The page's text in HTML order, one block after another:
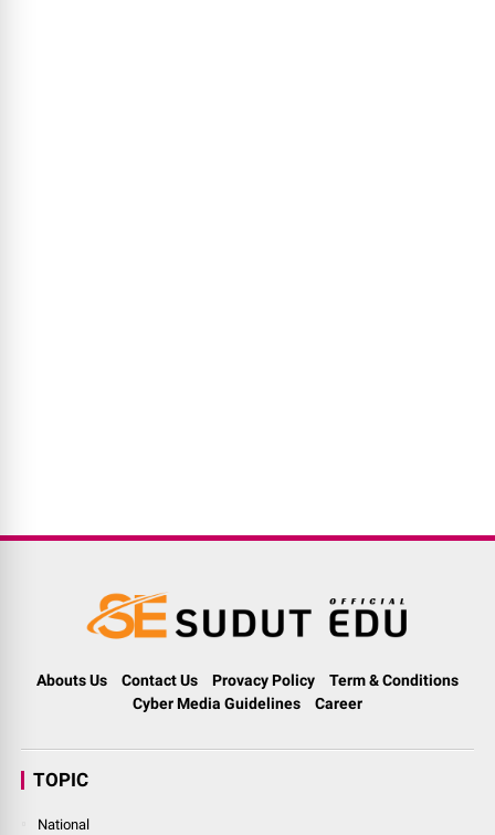
Abouts Us Contact Us Provacy Policy
Term & Conditions
Cyber Media Guidelines
Career
TOPIC
National